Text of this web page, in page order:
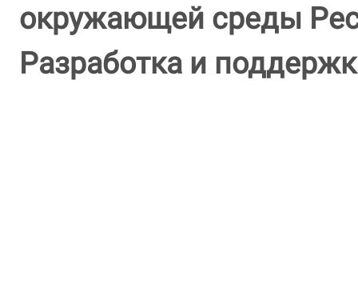
окружающей среды
Разработка и